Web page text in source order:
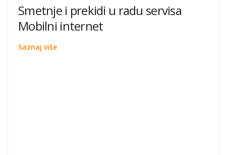
Smetnje i prekidi u radu servisa
Mobilni internet
Saznaj više